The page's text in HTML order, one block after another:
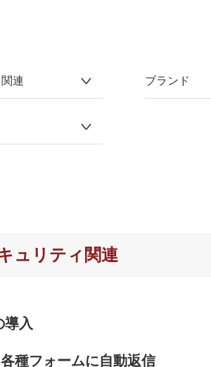
連 ブランド
ュリティ関連
導入
種フォームに自動返信